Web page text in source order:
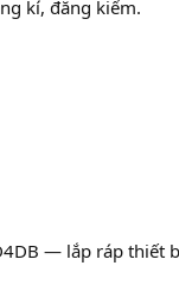
kí, đăng kiểm.
— lắp ráp thiết